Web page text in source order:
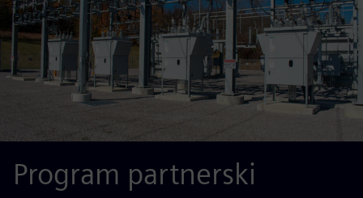
Program partnerski